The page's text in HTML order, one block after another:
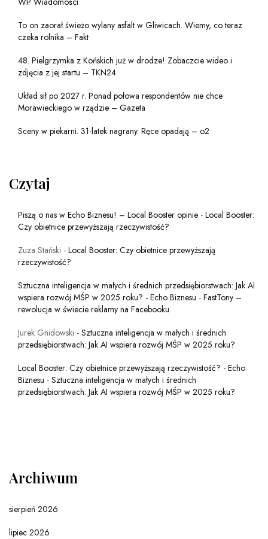
To on zaorał świeżo wylany asfalt w Gliwicach. Wiemy, co teraz
czeka rolnika – Fakt
48. Pielgrzymka z Końskich już w drodze! Zobaczcie wideo i
zdjęcia z jej startu – TKN24
Układ sił po 2027 r. Ponad połowa respondentów nie chce
Morawieckiego w rządzie – Gazeta
Sceny w piekarni. 31-latek nagrany. Ręce opadają – o2
Czytaj
Piszą o nas w Echo Biznesu! – Local Booster opinie - Local Booster:
Czy obietnice przewyższają rzeczywistość?
Zuza Stański - Local Booster: Czy obietnice przewyższają
rzeczywistość?
Sztuczna inteligencja w małych i średnich przedsiębiorstwach: Jak AI
wspiera rozwój MŚP w 2025 roku? - Echo Biznesu - FastTony –
rewolucja w świecie reklamy na Facebooku
Jurek Gnidowski - Sztuczna inteligencja w małych i średnich
przedsiębiorstwach: Jak AI wspiera rozwój MŚP w 2025 roku?
Local Booster: Czy obietnice przewyższają rzeczywistość? - Echo
Biznesu - Sztuczna inteligencja w małych i średnich
przedsiębiorstwach: Jak AI wspiera rozwój MŚP w 2025 roku?
Archiwum
sierpień 2026
lipiec 2026